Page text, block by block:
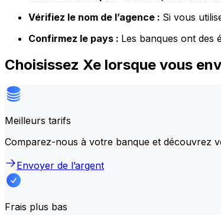
Vérifiez le nom de l’agence : Si vous
Confirmez le pays : Les banques ont des
Choisissez Xe lorsque vous
Meilleurs tarifs
Comparez-nous à votre banque et découvrez
Envoyer de l’argent
Frais plus bas